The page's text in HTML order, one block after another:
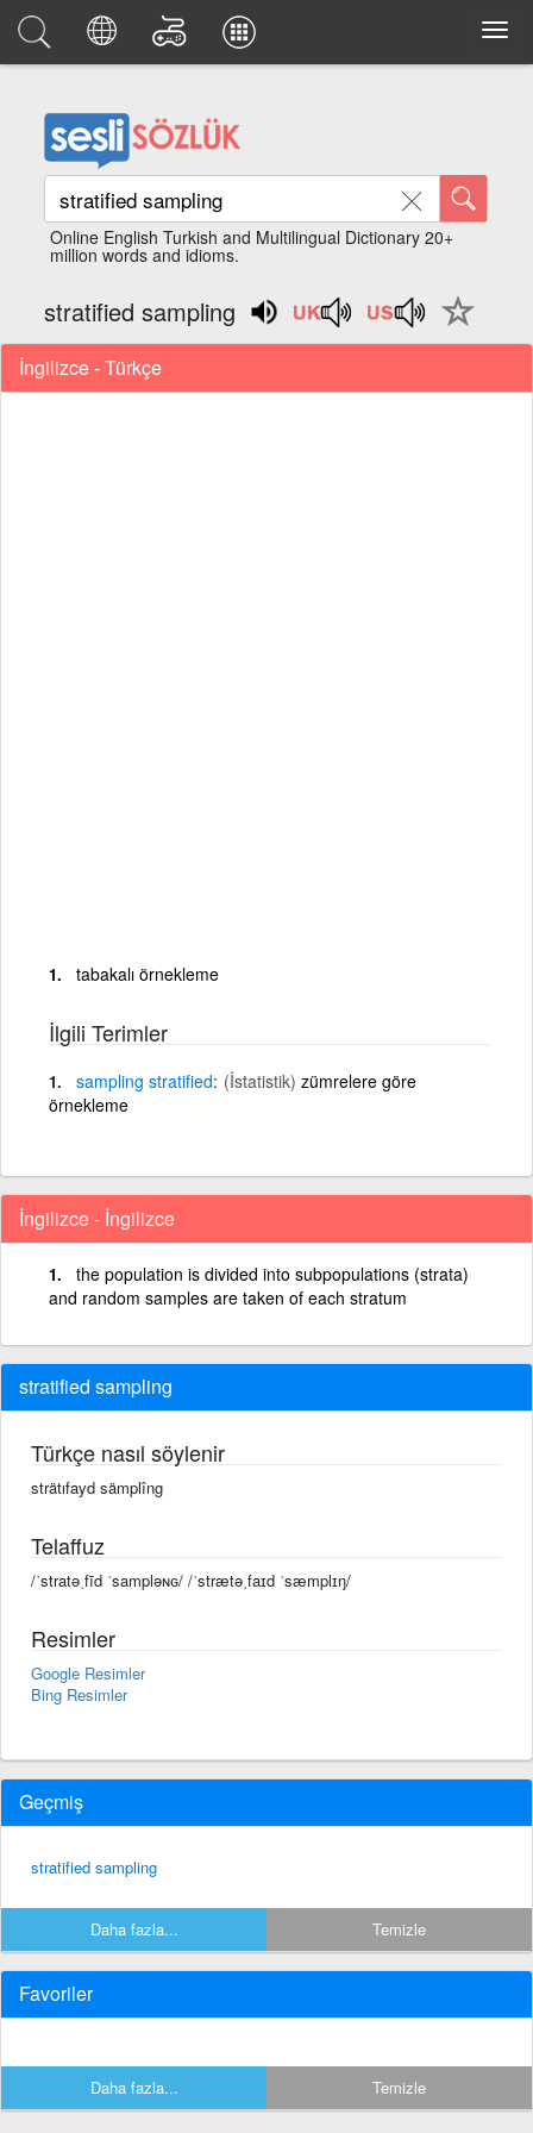
Online English Turkish and Multilingual Dictionary 20+
million words and idioms.
stratified sampling
İngilizce - Türkçe
tabakalı örnekleme
İlgili Terimler
sampling stratified (İstatistik) zümrelere göre
örnekleme
İngilizce - İngilizce
the population is divided into subpopulations (strata)
and random samples are taken of each stratum
stratified sampling
Türkçe nasıl söylenir
strätıfayd sämplîng
Telaffuz
/ˈstratəˌfīd ˈsampləɴɢ/ /ˈstrætəˌfaɪd ˈsæmplɪŋ/
Resimler
Google Resimler
Bing Resimler
Geçmiş
stratified sampling
Daha fazla... Temizle
Favoriler
Daha fazla... Temizle